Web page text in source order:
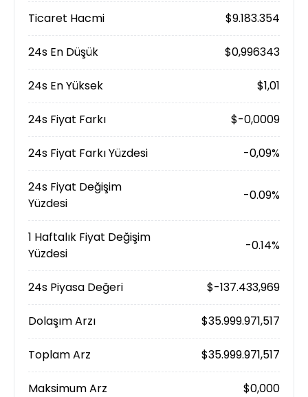
Ticaret Hacmi $9.183.354
24s En Düşük $0,996343
24s En Yüksek $1,01
24s Fiyat Farkı $-0,0009
24s Fiyat Farkı Yüzdesi -0,09%
24s Fiyat Değişim
Yüzdesi
-0.09%
1 Haftalık Fiyat Değişim
Yüzdesi
-0.14%
24s Piyasa Değeri $-137.433,969
Dolaşım Arzı $35.999.971,517
Toplam Arz $35.999.971,517
Maksimum Arz $0,000